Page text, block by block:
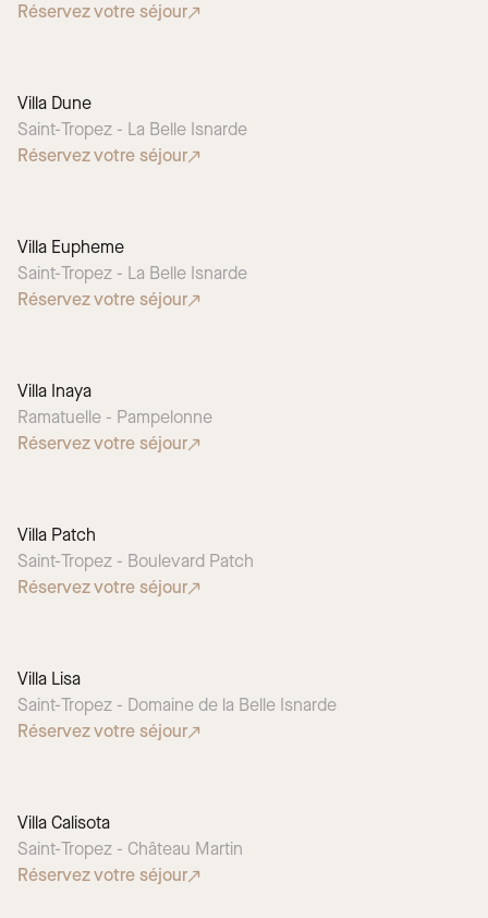
Réservez votre séjour
Villa Dune
Saint-Tropez - La Belle Isnarde
Réservez votre séjour
Villa Eupheme
Saint-Tropez - La Belle Isnarde
Réservez votre séjour
Villa Inaya
Ramatuelle - Pampelonne
Réservez votre séjour
CHOIX SAISONNIER
Villa Patch
Saint-Tropez - Boulevard Patch
Réservez votre séjour
Villa Lisa
Saint-Tropez - Domaine de la Belle Isnarde
Réservez votre séjour
Villa Calisota
Saint-Tropez - Château Martin
Réservez votre séjour